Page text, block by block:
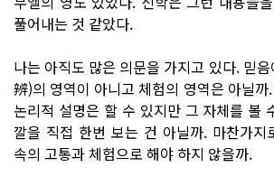
풀어내는 것 같았다.
나는 아직도 많은 의문을 가지고 있다. 믿
辨)의 영역이 아니고 체험의 영역은 아닐까
논리적 설명은 할 수 있지만 그 자체를 볼
깔을 직접 한번 보는 건 아닐까. 마찬가지
속의 고통과 체험으로 해야 하지 않을까.